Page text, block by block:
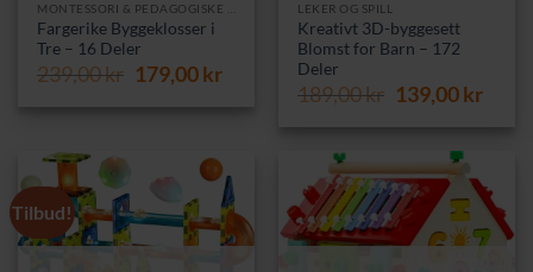
Fargerike Byggeklosser i
Tre – 16 Deler
239,00kr Opprinnelig
179,00krNåværende
LEKER OG SPILL
Kreativt 3D-byggesett
Blomst for Barn – 172
Deler
189,00kr Opprinnelig
189,00 kr.
139,00kr
Tilbud!